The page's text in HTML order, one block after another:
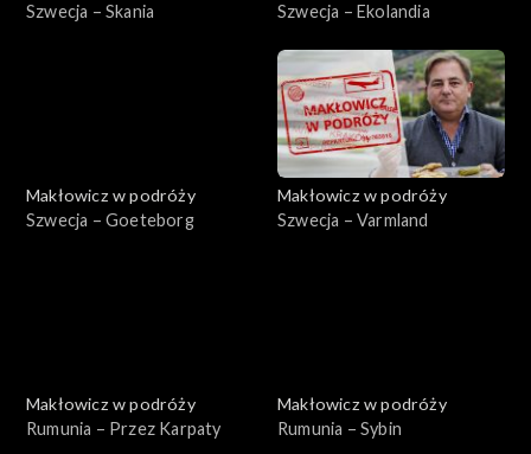
Szwecja – Skania
Szwecja – Ekolandia
Makłowicz w podróży
Szwecja – Goeteborg
Makłowicz w podróży
Szwecja – Varmland
Makłowicz w podróży
Rumunia – Przez Karpaty
Makłowicz w podróży
Rumunia – Sybin